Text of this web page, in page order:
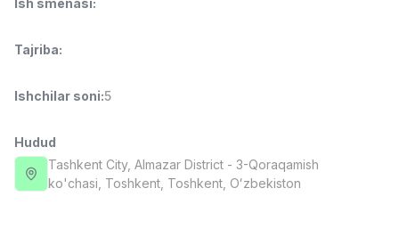
Savdo boshlig'i
Full time job
LES AILES
Full time job
Ish joyidan
Ish smenasi:
Tajriba:
Ishchilar soni:5
Hudud
Tashkent City, Almazar District - 3-Qoraqamish
ko'chasi, Тоshkent, Toshkent, Oʻzbekiston